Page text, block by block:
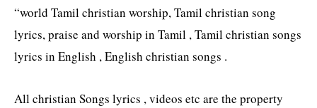
“world Tamil christian worship, Tamil christian song
lyrics, praise and worship in Tamil , Tamil christian songs
lyrics in English , English christian songs .
All christian Songs lyrics , videos etc are the property